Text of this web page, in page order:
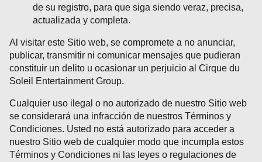
de su registro, para que siga siendo veraz, precisa,
actualizada y completa.
Al visitar este Sitio web, se compromete a no anunciar,
publicar, transmitir ni comunicar mensajes que pudieran
constituir un delito u ocasionar un perjuicio al Cirque du
Soleil Entertainment Group.
Cualquier uso ilegal o no autorizado de nuestro Sitio web
se considerará una infracción de nuestros Términos y
Condiciones. Usted no está autorizado para acceder a
nuestro Sitio web de cualquier modo que incumpla estos
Términos y Condiciones ni las leyes o regulaciones de